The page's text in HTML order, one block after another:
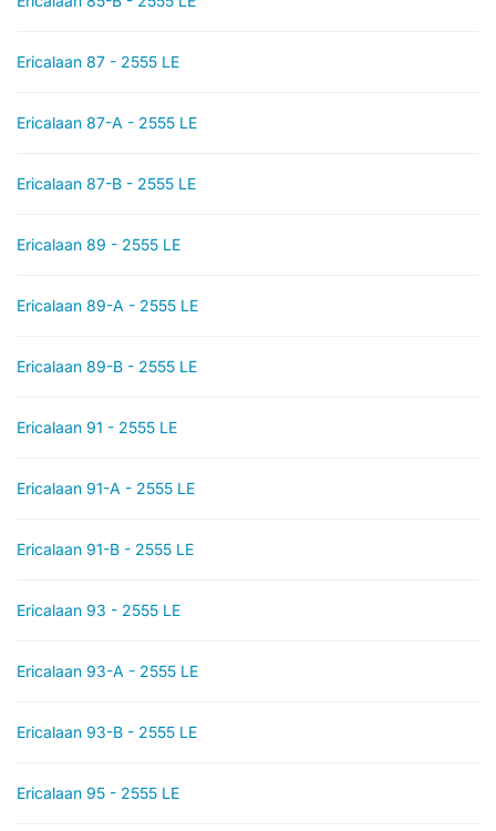
Ericalaan 87 - 2555 LE
Ericalaan 87-A - 2555 LE
Ericalaan 87-B - 2555 LE
Ericalaan 89 - 2555 LE
Ericalaan 89-A - 2555 LE
Ericalaan 89-B - 2555 LE
Ericalaan 91 - 2555 LE
Ericalaan 91-A - 2555 LE
Ericalaan 91-B - 2555 LE
Ericalaan 93 - 2555 LE
Ericalaan 93-A - 2555 LE
Ericalaan 93-B - 2555 LE
Ericalaan 95 - 2555 LE